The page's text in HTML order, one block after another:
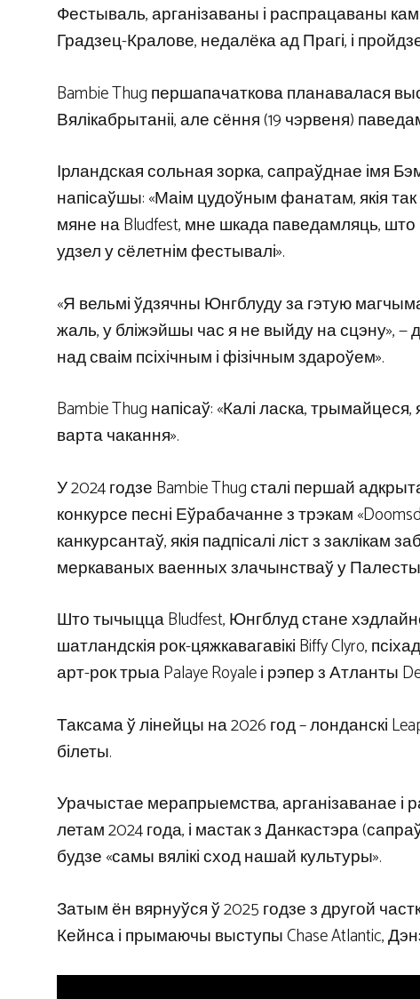
Фестываль, арганізаваны і распрацаваны
Градзец-Кралове, недалёка ад Прагі, і
Bambie Thug першапачаткова планавалася
Вялікабрытаніі, але сёння (19 чэрвеня)
Ірландская сольная зорка, сапраўднае імя
напісаўшы: «Маім цудоўным фанатам, якія
мяне на Bludfest, мне шкада паведамляць, што
удзел у сёлетнім фестывалі».
«Я вельмі ўдзячны Юнгблуду за гэтую
жаль, у бліжэйшы час я не выйду на сцэну», —
над сваім псіхічным і фізічным здароўем».
Bambie Thug напісаў: «Калі ласка,
варта чакання».
У 2024 годзе Bambie Thug сталі першай
конкурсе песні Еўрабачанне з трэкам
канкурсантаў, якія падпісалі ліст з заклікам
меркаваных ваенных злачынстваў у
Што тычыцца Bludfest, Юнгблуд стане
шатландскія рок-цяжкавагавікі Biffy Clyro,
арт-рок трыа Palaye Royale і рэпер з Атланты
Таксама ў лінейцы на 2026 год – лонданскі
білеты.
Урачыстае мерапрыемства, арганізаванае і
летам 2024 года, і мастак з Данкастэра
будзе «самы вялікі сход нашай культуры».
Затым ён вярнуўся ў 2025 годзе з другой
Кейнса і прымаючы выступы Chase Atlantic,